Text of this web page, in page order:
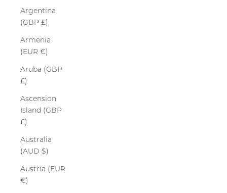
Argentina
(GBP £)
Armenia
(EUR €)
Aruba (GBP
£)
Ascension
Island (GBP
£)
Australia
(AUD $)
Austria (EUR
€)